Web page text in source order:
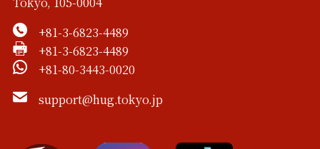
+81-3-6823-4489
+81-3-6823-4489
+81-80-3443-0020
support@hug.tokyo.jp